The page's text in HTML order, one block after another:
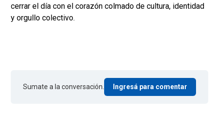
cerrar el día con el corazón colmado de cultura, identidad
y orgullo colectivo.
Sumate a la conversación. Ingresá para comentar